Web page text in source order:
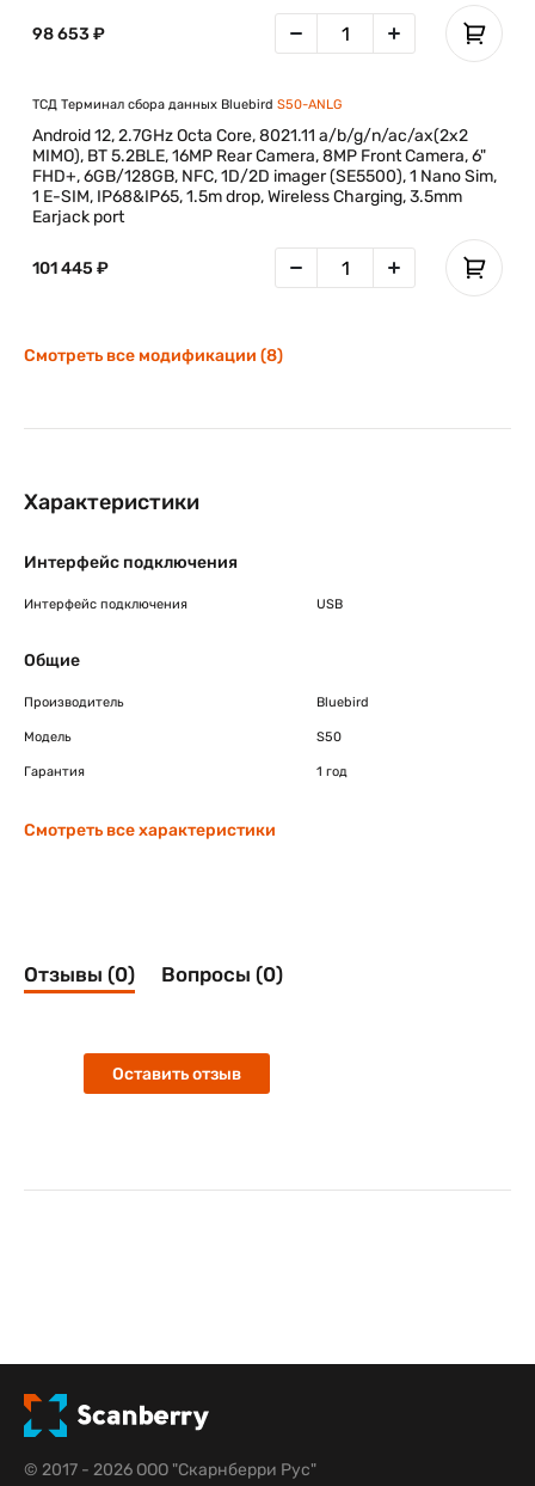
98 653 ₽
ТСД Терминал сбора данных Bluebird S50-ANLG
Android 12, 2.7GHz Octa Core, 8021.11 a/b/g/n/ac/ax(2x2
MIMO), BT 5.2BLE, 16MP Rear Camera, 8MP Front Camera, 6"
FHD+, 6GB/128GB, NFC, 1D/2D imager (SE5500), 1 Nano Sim,
1 E-SIM, IP68&IP65, 1.5m drop, Wireless Charging, 3.5mm
Earjack port
101 445 ₽
Смотреть все модификации (8)
Характеристики
Интерфейс подключения
Интерфейс подключения USB
Общие
Производитель Bluebird
Модель S50
Гарантия 1 год
Смотреть все характеристики
Отзывы (0) Вопросы (0)
Оставить отзыв
© 2017 - 2026 ООО "Скарнберри Рус"